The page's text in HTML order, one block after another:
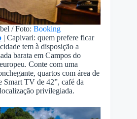
/ Foto:Booking
| Capivari: quem prefere ficar
tem à disposição a
barata em Campos do
Conte com uma
quartos com área de
Smart TV de 42”, café da
privilegiada.